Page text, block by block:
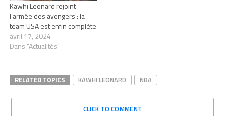
Kawhi Leonard rejoint
l’armée des avengers : la
team USA est enfin complète
avril 17, 2024
Dans "Actualités"
RELATED TOPICS KAWHI LEONARD NBA
CLICK TO COMMENT